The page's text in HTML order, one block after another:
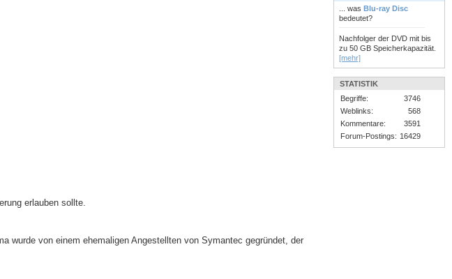
erlauben sollte.
wurde von einem ehemaligen Angestellten von Symantec gegründet, der
... was Blu-ray Disc
bedeutet?
Nachfolger der DVD mit bis
zu 50 GB Speicherkapazität.
[mehr]
STATISTIK
Begriffe:
3746
Weblinks:
568
Kommentare:
3591
Forum-Postings: 16429